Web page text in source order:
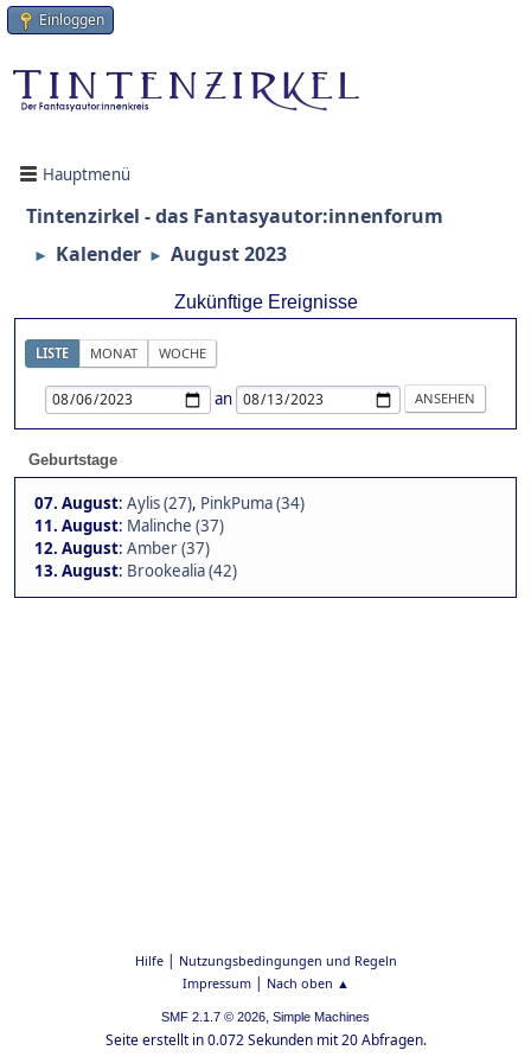
Einloggen
Hauptmenü
Tintenzirkel - das Fantasyautor:innenforum
► Kalender ► August 2023
Zukünftige Ereignisse
LISTE MONAT WOCHE
an
Geburtstage
07. August: Aylis (27), PinkPuma (34)
11. August: Malinche (37)
12. August: Amber (37)
13. August: Brookealia (42)
Hilfe| Nutzungsbedingungen und Regeln
Impressum| Nach oben ▲
SMF 2.1.7 © 2026, Simple Machines
Seite erstellt in 0.072 Sekunden mit 20 Abfragen.